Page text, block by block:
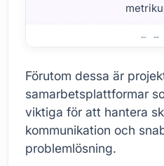
Förutom dessa är
samarbetsplattformar
viktiga för att hantera
kommunikation och
problemlösning.